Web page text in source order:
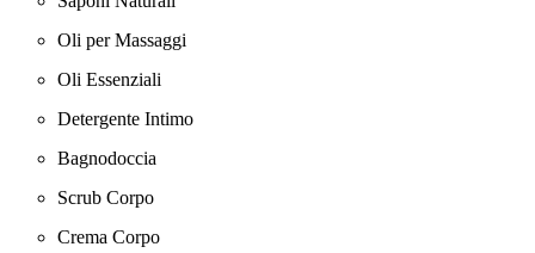
Oli per Massaggi
Oli Essenziali
Detergente Intimo
Bagnodoccia
Scrub Corpo
Crema Corpo